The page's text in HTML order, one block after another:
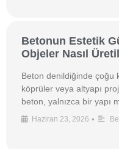
Betonun Estetik
Objeler Nasıl
Beton denildiğinde çoğu
köprüler veya altyapı
beton, yalnızca bir yapı
Haziran 23, 2026 •